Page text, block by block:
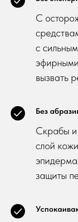
С
с
вызвать
Без
Скрабы и
слой
защиты